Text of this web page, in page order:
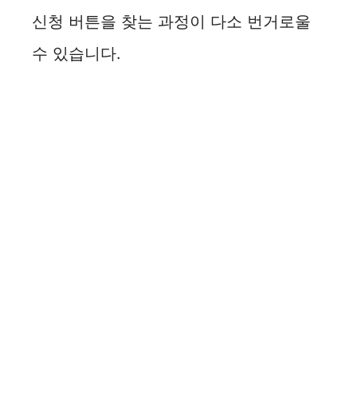
신청 버튼을 찾는 과정이 다소 번거로울
수 있습니다.